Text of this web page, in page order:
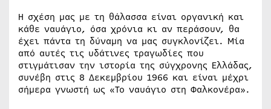
Η σχέση μας με τη θάλασσα είναι οργανική και
κάθε ναυάγιο, όσα χρόνια κι αν περάσουν, θα
έχει πάντα τη δύναμη να μας συγκλονίζει. Μία
από αυτές τις υδάτινες τραγωδίες που
στιγμάτισαν την ιστορία της σύγχρονης Ελλάδας,
συνέβη στις 8 Δεκεμβρίου 1966 και είναι μέχρι
σήμερα γνωστή ως «Το ναυάγιο στη Φαλκονέρα».